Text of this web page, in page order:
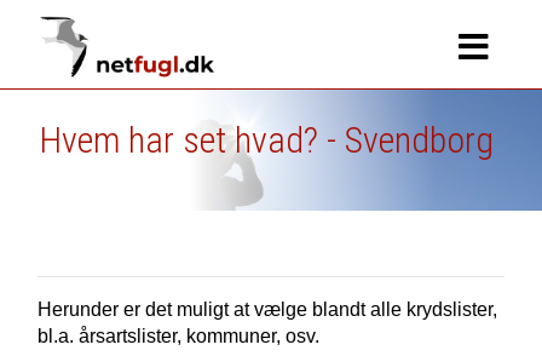
Hvem har set hvad? - Svendborg
Herunder er det muligt at vælge blandt alle krydslister,
bl.a. årsartslister, kommuner, osv.